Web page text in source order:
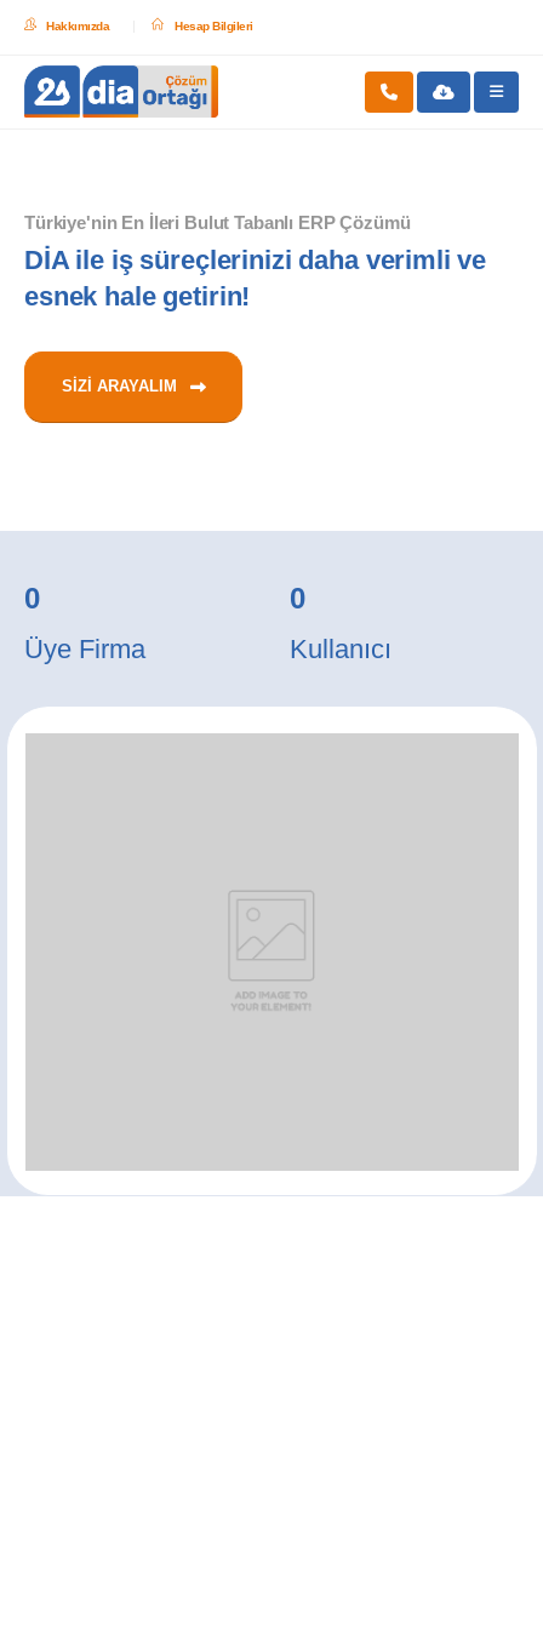
Hakkımızda Hesap Bilgileri
Türkiye'nin En İleri Bulut Tabanlı ERP Çözümü
DİA ile iş süreçlerinizi daha verimli ve
esnek hale getirin!
SİZİ ARAYALIM
0
Üye Firma
0
Kullanıcı